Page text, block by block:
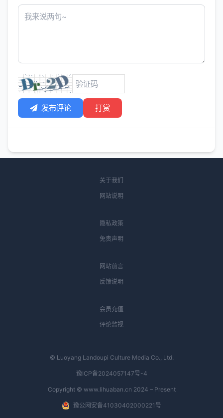
发布评论 打赏
关于我们
网站说明
隐私政策
免责声明
网站前言
反馈说明
会员充值
评论监视
© Luoyang Landoupi Culture Media Co., Ltd.
豫ICP备2024057147号-4
Copyright © www.lihuaban.cn 2024 – Present
豫公网安备41030402000221号